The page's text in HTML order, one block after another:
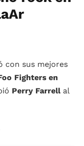
con sus mejores
Fighters en
Perry Farrellal